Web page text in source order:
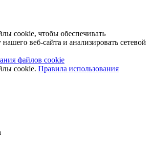
cookie, чтобы обеспечивать
веб-сайта и анализировать сетевой
файлов cookie
cookie. Правила использования